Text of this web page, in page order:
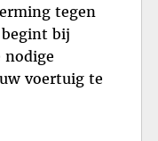
tegen
bij
nodige
voertuig te